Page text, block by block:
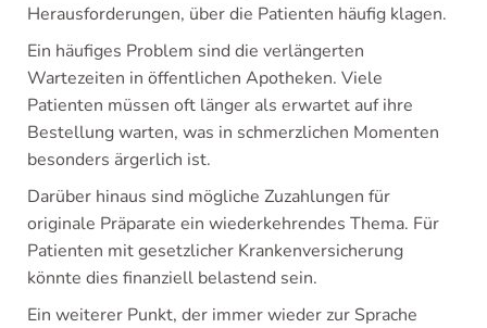
Herausforderungen, über die Patienten häufig klagen.
Ein häufiges Problem sind die verlängerten
Wartezeiten in öffentlichen Apotheken. Viele
Patienten müssen oft länger als erwartet auf ihre
Bestellung warten, was in schmerzlichen Momenten
besonders ärgerlich ist.
Darüber hinaus sind mögliche Zuzahlungen für
originale Präparate ein wiederkehrendes Thema. Für
Patienten mit gesetzlicher Krankenversicherung
könnte dies finanziell belastend sein.
Ein weiterer Punkt, der immer wieder zur Sprache